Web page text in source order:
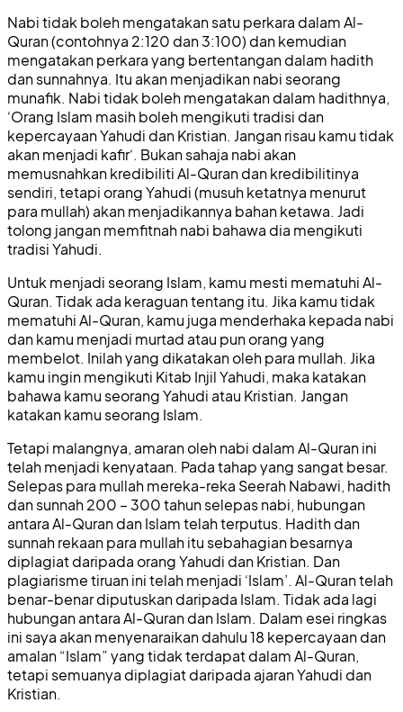
Nabi tidak boleh mengatakan satu perkara dalam Al-
Quran (contohnya 2:120 dan 3:100) dan kemudian
mengatakan perkara yang bertentangan dalam hadith
dan sunnahnya. Itu akan menjadikan nabi seorang
munafik. Nabi tidak boleh mengatakan dalam hadithnya,
‘Orang Islam masih boleh mengikuti tradisi dan
kepercayaan Yahudi dan Kristian. Jangan risau kamu tidak
akan menjadi kafir‘. Bukan sahaja nabi akan
memusnahkan kredibiliti Al-Quran dan kredibilitinya
sendiri, tetapi orang Yahudi (musuh ketatnya menurut
para mullah) akan menjadikannya bahan ketawa. Jadi
tolong jangan memfitnah nabi bahawa dia mengikuti
tradisi Yahudi.
Untuk menjadi seorang Islam, kamu mesti mematuhi Al-
Quran. Tidak ada keraguan tentang itu. Jika kamu tidak
mematuhi Al-Quran, kamu juga menderhaka kepada nabi
dan kamu menjadi murtad atau pun orang yang
membelot. Inilah yang dikatakan oleh para mullah. Jika
kamu ingin mengikuti Kitab Injil Yahudi, maka katakan
bahawa kamu seorang Yahudi atau Kristian. Jangan
katakan kamu seorang Islam.
Tetapi malangnya, amaran oleh nabi dalam Al-Quran ini
telah menjadi kenyataan. Pada tahap yang sangat besar.
Selepas para mullah mereka-reka Seerah Nabawi, hadith
dan sunnah 200 – 300 tahun selepas nabi, hubungan
antara Al-Quran dan Islam telah terputus. Hadith dan
sunnah rekaan para mullah itu sebahagian besarnya
diplagiat daripada orang Yahudi dan Kristian. Dan
plagiarisme tiruan ini telah menjadi ‘Islam’. Al-Quran telah
benar-benar diputuskan daripada Islam. Tidak ada lagi
hubungan antara Al-Quran dan Islam. Dalam esei ringkas
ini saya akan menyenaraikan dahulu 18 kepercayaan dan
amalan “Islam” yang tidak terdapat dalam Al-Quran,
tetapi semuanya diplagiat daripada ajaran Yahudi dan
Kristian.